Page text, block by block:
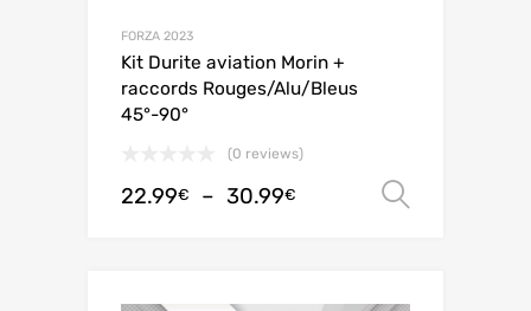
FORZA 2023
Kit Durite aviation Morin +
raccords Rouges/Alu/Bleus
45°-90°
(0 reviews)
22.99€ – 30.99€